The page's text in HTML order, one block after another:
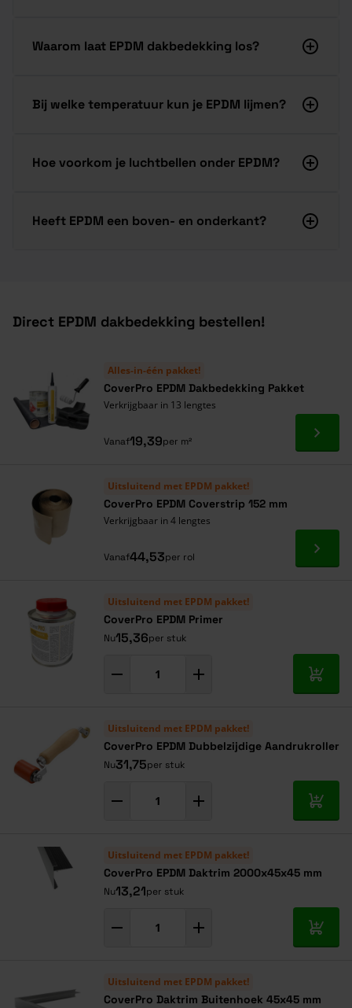
Waarom laat EPDM dakbedekking los?
Bij welke temperatuur kun je EPDM lijmen?
Hoe voorkom je luchtbellen onder EPDM?
Heeft EPDM een boven- en onderkant?
Direct EPDM dakbedekking bestellen!
Alles-in-één pakket!
CoverPro EPDM Dakbedekking Pakket
Verkrijgbaar in 13 lengtes
Vanaf19,39per m² Ga
Uitsluitend met EPDM pakket!
CoverPro EPDM Coverstrip 152 mm
Verkrijgbaar in 4 lengtes
Vanaf44,53per rol Ga
Uitsluitend met EPDM pakket!
CoverPro EPDM Primer
Nu15,36per stuk
In
Uitsluitend met EPDM pakket!
CoverPro EPDM Dubbelzijdige Aandrukroller
Nu31,75per stuk
In
Uitsluitend met EPDM pakket!
CoverPro EPDM Daktrim 2000x45x45 mm
Nu13,21per stuk
In
Uitsluitend met EPDM pakket!
CoverPro Daktrim Buitenhoek 45x45 mm